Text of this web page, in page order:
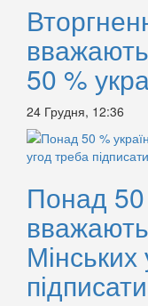
50 %
24 Грудня, 12:36
Понад 50
Мінських